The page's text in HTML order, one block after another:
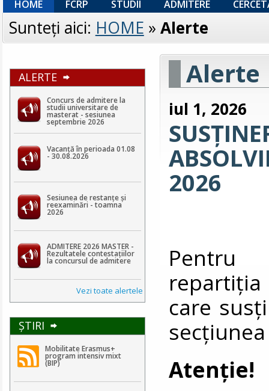
HOME FCRP STUDII ADMITERE
Sunteţi aici: HOME » Alerte
ALERTE
Concurs de admitere la
studii universitare de
masterat - sesiunea
septembrie 2026
Vacanță în perioada 01.08
- 30.08.2026
Sesiunea de restanțe și
reexaminări - toamna
2026
ADMITERE 2026 MASTER -
Rezultatele contestaţiilor
la concursul de admitere
Vezi toate alertele
ŞTIRI
Mobilitate Erasmus+
program intensiv mixt
(BIP)
Alerte
iul 1, 2026
2026
Pentru
repartiţia
care
Atenţie!